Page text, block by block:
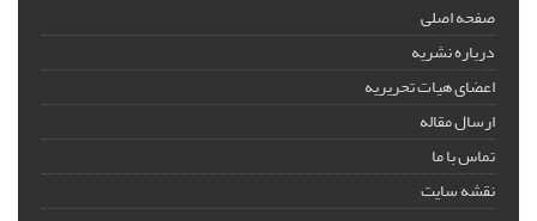
صفحه اصلی
درباره نشریه
اعضای هیات تحریریه
ارسال مقاله
تماس با ما
نقشه سایت